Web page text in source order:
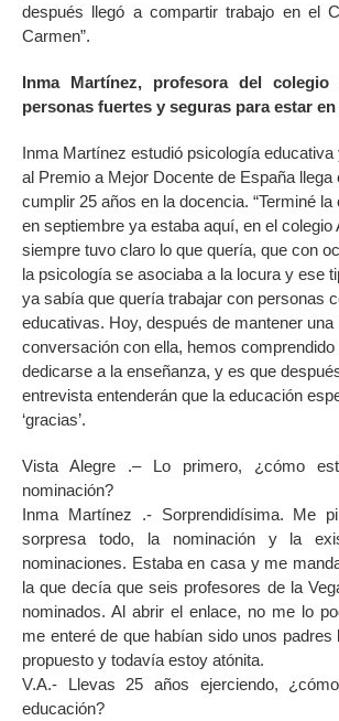
después llegó a compartir trabajo en el
Carmen”.
Inma Martínez, profesora del colegio
personas fuertes y seguras para estar
Inma Martínez estudió psicología
al Premio a Mejor Docente de España llega
cumplir 25 años en la docencia. “Terminé
en septiembre ya estaba aquí, en el colegio
siempre tuvo claro lo que quería, que con
la psicología se asociaba a la locura y ese
ya sabía que quería trabajar con personas
educativas. Hoy, después de mantener una
conversación con ella, hemos
dedicarse a la enseñanza, y es que
entrevista entenderán que la educación
‘gracias’.
Vista Alegre .– Lo primero, ¿cómo
nominación?
Inma Martínez .- Sorprendidísima. Me
sorpresa todo, la nominación y la
nominaciones. Estaba en casa y me
la que decía que seis profesores de la
nominados. Al abrir el enlace, no me lo
me enteré de que habían sido unos
propuesto y todavía estoy atónita.
V.A.- Llevas 25 años ejerciendo,
educación?